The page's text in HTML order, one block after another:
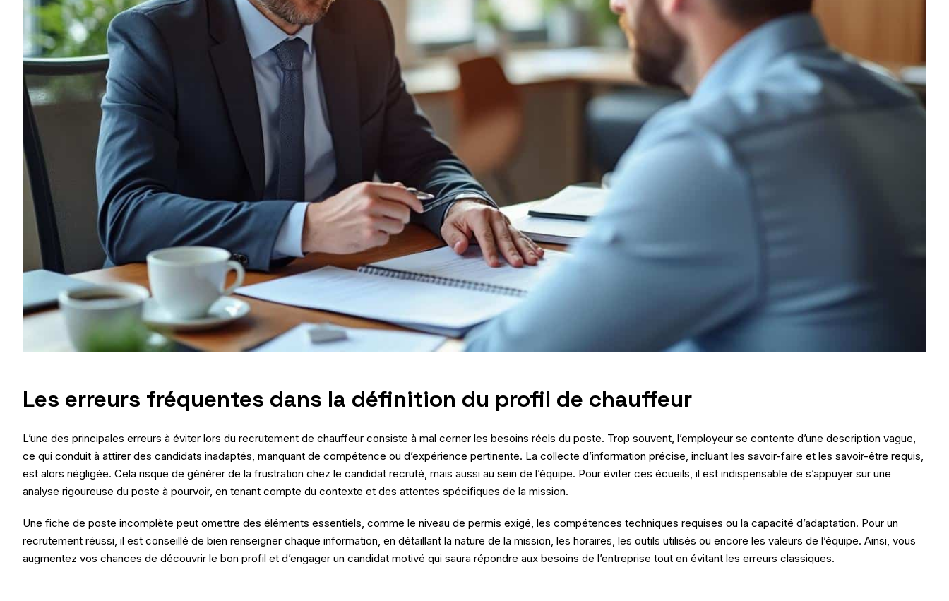
Les erreurs fréquentes dans la définition du profil de chauffeur
L’une des principales erreurs à éviter lors du recrutement de chauffeur consiste à mal cerner les besoins réels du poste. Trop souvent, l’employeur se contente d’une description vague,
ce qui conduit à attirer des candidats inadaptés, manquant de compétence ou d’expérience pertinente. La collecte d’information précise, incluant les savoir-faire et les savoir-être requis,
est alors négligée. Cela risque de générer de la frustration chez le candidat recruté, mais aussi au sein de l’équipe. Pour éviter ces écueils, il est indispensable de s’appuyer sur une
analyse rigoureuse du poste à pourvoir, en tenant compte du contexte et des attentes spécifiques de la mission.
Une fiche de poste incomplète peut omettre des éléments essentiels, comme le niveau de permis exigé, les compétences techniques requises ou la capacité d’adaptation. Pour un
recrutement réussi, il est conseillé de bien renseigner chaque information, en détaillant la nature de la mission, les horaires, les outils utilisés ou encore les valeurs de l’équipe. Ainsi, vous
augmentez vos chances de découvrir le bon profil et d’engager un candidat motivé qui saura répondre aux besoins de l’entreprise tout en évitant les erreurs classiques.